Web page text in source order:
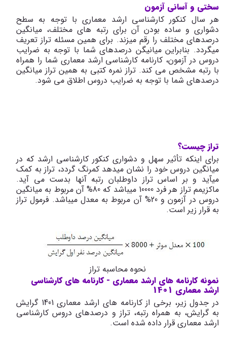
سختی و آسانی آزمون
هر سال کنکور کارشناسی ارشد معماری با توجه به سطح
دشواری و ساده بودن آن برای رتبه های مختلف، میانگین
درصدهای مختلف را رقم می­زند. برای همین مسئله تراز تعریف
میگردد. بنابراین میانیگن درصدهای شما با توجه به ضرایب
دروس در آزمون، کارنامه کارشناسی ارشد معماری شما را همراه
با رتبه مشخص می کند. تراز نمره کتبی به همین تراز میانگین
درصدهای شما با توجه به ضرایب دروس اطلاق می شود.
تراز چیست؟
برای اینکه تأثیر سهل و دشواری کنکور کارشناسی ارشد که در
میانگین دروس خود را نشان می­دهد کمرنگ گردد، تراز به کمک
می­آید و بر اساس تراز داوطلبان رتبه آنها بدست می آید.
ماکزیمم تراز هر فرد 10000 می­باشد که 80% آن مربوط به میانگین
دروس در آزمون و 20% آن مربوط به معدل می­باشد. فرمول تراز
به قرار زیر است.
نحوه محاسبه تراز
نمونه کارنامه های ارشد معماری - کارنامه های کارشناسی
ارشد معماری 1401
در جدول زیر، برخی از کارنامه های ارشد معماری 1401 گرایش
به گرایش، به همراه رتبه، تراز و درصدهای دروس کارشناسی
ارشد معماری قرار داده شده است.